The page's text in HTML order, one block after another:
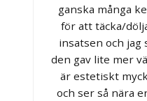
ganska många
för att täcka/
insatsen och jag
den gav lite mer
är estetiskt
och ser så nära